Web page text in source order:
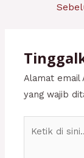
Alamat email
yang wajib